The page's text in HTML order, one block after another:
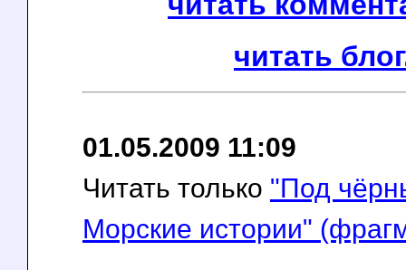
читать
01.05.2009 11:09
Читать только "Под
Морские истории"